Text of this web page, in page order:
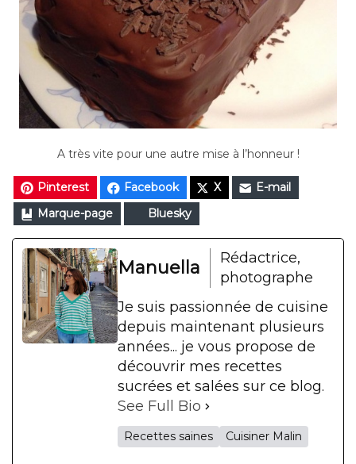
A très vite pour une autre mise à l’honneur !
Pinterest Facebook X
E-mail
Marque-page
Bluesky
Manuella
Rédactrice,
photographe
Je suis passionnée de cuisine
depuis maintenant plusieurs
années... je vous propose de
découvrir mes recettes
sucrées et salées sur ce blog.
See Full Bio
Recettes saines Cuisiner Malin